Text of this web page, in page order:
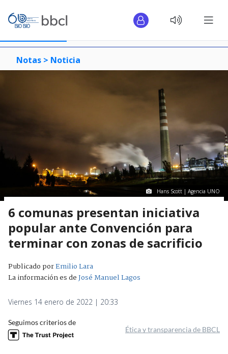
Notas > Noticia
Hans Scott | Agencia UNO
6 comunas presentan iniciativa
popular ante Convención para
terminar con zonas de sacrificio
Publicado porEmilio Lara
La información es deJosé Manuel Lagos
Viernes 14 enero de 2022 | 20:33
Seguimos criterios de
Ética y transparencia de BBCL